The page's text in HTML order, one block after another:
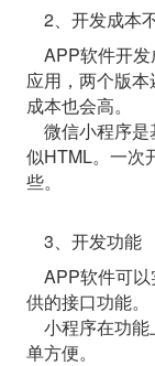
2、开发成本
APP软件开发
应用，两个版
成本也会高。
微信小程序是
似HTML。一次
些。
3、开发功能
APP软件可以
供的接口功能。
小程序在功能
单方便。